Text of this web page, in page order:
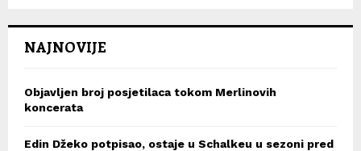
NAJNOVIJE
Objavljen broj posjetilaca tokom Merlinovih
koncerata
Edin Džeko potpisao, ostaje u Schalkeu u sezoni pred